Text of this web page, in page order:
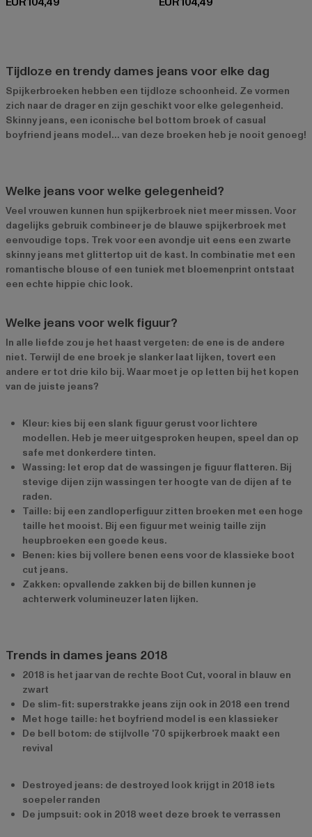
Tijdloze en trendy dames jeans voor elke dag
Spijkerbroeken hebben een tijdloze schoonheid. Ze vormen
zich naar de drager en zijn geschikt voor elke gelegenheid.
Skinny jeans, een iconische bel bottom broek of casual
boyfriend jeans model... van deze broeken heb je nooit genoeg!
Welke jeans voor welke gelegenheid?
Veel vrouwen kunnen hun spijkerbroek niet meer missen. Voor
dagelijks gebruik combineer je de blauwe spijkerbroek met
eenvoudige tops. Trek voor een avondje uit eens een zwarte
skinny jeans met glittertop uit de kast. In combinatie met een
romantische blouse of een tuniek met bloemenprint ontstaat
een echte hippie chic look.
Welke jeans voor welk figuur?
In alle liefde zou je het haast vergeten: de ene is de andere
niet. Terwijl de ene broek je slanker laat lijken, tovert een
andere er tot drie kilo bij. Waar moet je op letten bij het kopen
van de juiste jeans?
Kleur: kies bij een slank figuur gerust voor lichtere
modellen. Heb je meer uitgesproken heupen, speel dan op
safe met donkerdere tinten.
Wassing: let erop dat de wassingen je figuur flatteren. Bij
stevige dijen zijn wassingen ter hoogte van de dijen af te
raden.
Taille: bij een zandloperfiguur zitten broeken met een hoge
taille het mooist. Bij een figuur met weinig taille zijn
heupbroeken een goede keus.
Benen: kies bij vollere benen eens voor de klassieke boot
cut jeans.
Zakken: opvallende zakken bij de billen kunnen je
achterwerk volumineuzer laten lijken.
Trends in dames jeans 2018
2018 is het jaar van de rechte Boot Cut, vooral in blauw en
zwart
De slim-fit: superstrakke jeans zijn ook in 2018 een trend
Met hoge taille: het boyfriend model is een klassieker
De bell botom: de stijlvolle '70 spijkerbroek maakt een
revival
Destroyed jeans: de destroyed look krijgt in 2018 iets
soepeler randen
De jumpsuit: ook in 2018 weet deze broek te verrassen